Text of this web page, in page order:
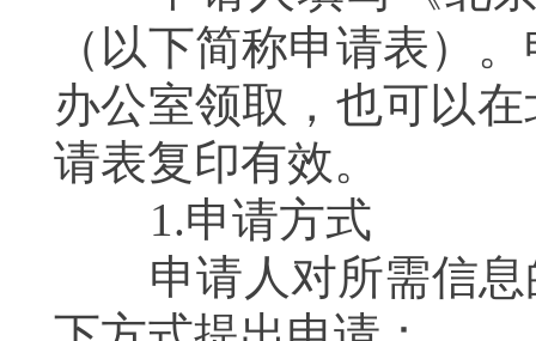
（以下简称申请表）
办公室领取，也可以
请表复印有效。
1.申请方式
申请人对所需信息